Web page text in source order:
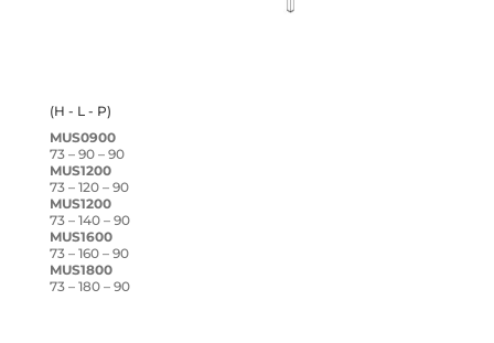
(H - L - P)
MUS0900
73 – 90 – 90
MUS1200
73 – 120 – 90
MUS1200
73 – 140 – 90
MUS1600
73 – 160 – 90
MUS1800
73 – 180 – 90